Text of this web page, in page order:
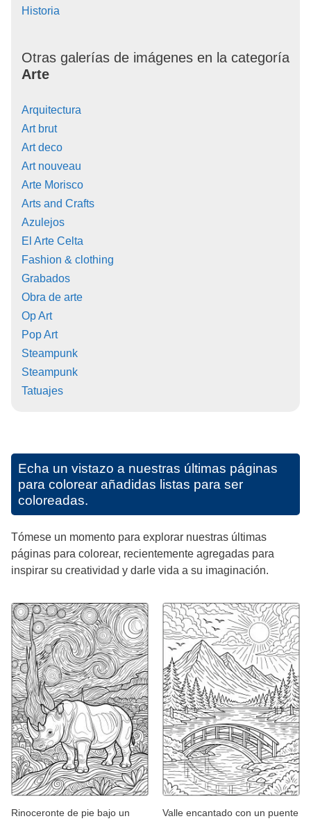
Historia
Otras galerías de imágenes en la categoría
Arte
Arquitectura
Art brut
Art deco
Art nouveau
Arte Morisco
Arts and Crafts
Azulejos
El Arte Celta
Fashion & clothing
Grabados
Obra de arte
Op Art
Pop Art
Steampunk
Steampunk
Tatuajes
Echa un vistazo a nuestras últimas páginas
para colorear añadidas listas para ser
coloreadas.
Tómese un momento para explorar nuestras últimas
páginas para colorear, recientemente agregadas para
inspirar su creatividad y darle vida a su imaginación.
Rinoceronte de pie bajo un
Valle encantado con un puente